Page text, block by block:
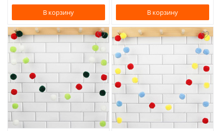
В корзину В корзину